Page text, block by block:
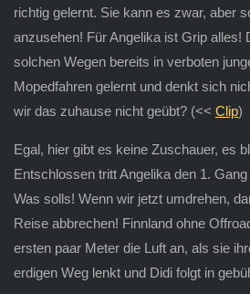
richtig gelernt. Sie kann es zwar, aber
anzusehen! Für Angelika ist Grip alles!
solchen Wegen bereits in verboten
Mopedfahren gelernt und denkt sich
wir das zuhause nicht geübt? (<< Clip)
Egal, hier gibt es keine Zuschauer, es
Entschlossen tritt Angelika den 1.
Was solls! Wenn wir jetzt umdrehen,
Reise abbrechen! Finnland ohne
ersten paar Meter die Luft an, als sie
erdigen Weg lenkt und Didi folgt in